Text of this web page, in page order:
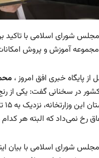
شورای اسلامی با تاکید
مجموعه آموزش و پروش
از پایگاه خبری افق امروز ،
رخ نمی‌داد که البته هر
شورای اسلامی با بیان